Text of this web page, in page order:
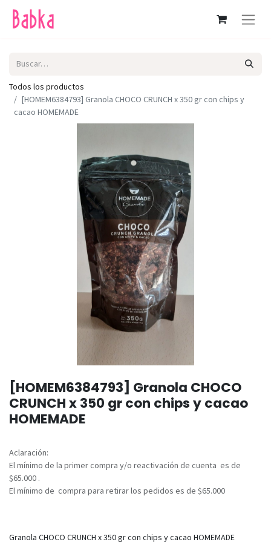
Todos los productos
[HOMEM6384793] Granola CHOCO CRUNCH x 350 gr con chips y
cacao HOMEMADE
[HOMEM6384793] Granola CHOCO
CRUNCH x 350 gr con chips y cacao
HOMEMADE
Aclaración:
El mínimo de la primer compra y/o reactivación de cuenta es de
$65.000 .
El mínimo de compra para retirar los pedidos es de $65.000
Granola CHOCO CRUNCH x 350 gr con chips y cacao HOMEMADE